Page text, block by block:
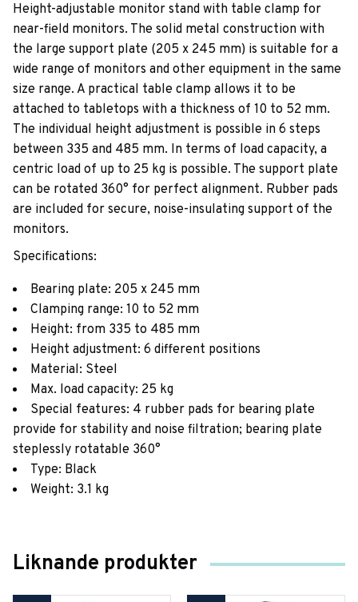
Height-adjustable monitor stand with table clamp for
near-field monitors. The solid metal construction with
the large support plate (205 x 245 mm) is suitable for a
wide range of monitors and other equipment in the same
size range. A practical table clamp allows it to be
attached to tabletops with a thickness of 10 to 52 mm.
The individual height adjustment is possible in 6 steps
between 335 and 485 mm. In terms of load capacity, a
centric load of up to 25 kg is possible. The support plate
can be rotated 360° for perfect alignment. Rubber pads
are included for secure, noise-insulating support of the
monitors.
Specifications:
Bearing plate: 205 x 245 mm
Clamping range: 10 to 52 mm
Height: from 335 to 485 mm
Height adjustment: 6 different positions
Material: Steel
Max. load capacity: 25 kg
Special features: 4 rubber pads for bearing plate
provide for stability and noise filtration; bearing plate
steplessly rotatable 360°
Type: Black
Weight: 3.1 kg
Liknande produkter